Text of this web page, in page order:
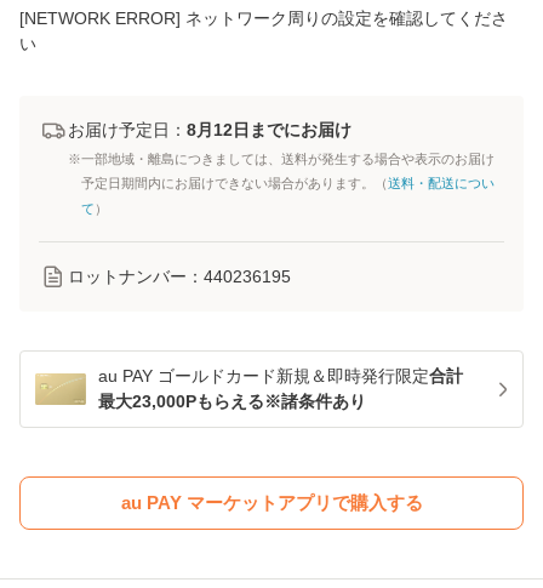
[NETWORK ERROR] ネットワーク周りの設定を確認してくださ
い
お届け予定日： 8月12日までにお届け
※一部地域・離島につきましては、送料が発生する場合や表示のお届け
予定日期間内にお届けできない場合があります。（送料・配送につい
て ）
ロットナンバー： 440236195
au PAY ゴールドカード新規＆即時発行限定合計
最大23,000Pもらえる※諸条件あり
au PAY マーケットアプリで購入する